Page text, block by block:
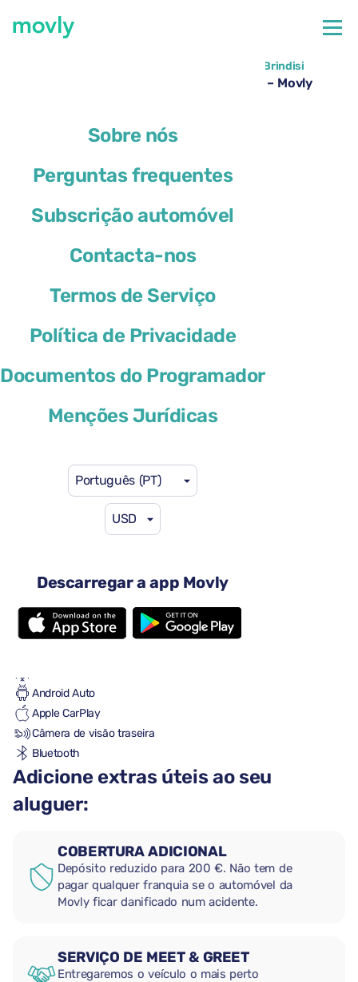
Sobre nós
Perguntas frequentes
Subscrição automóvel
Contacta-nos
Termos de Serviço
Política de Privacidade
Documentos do Programador
Menções Jurídicas
Português (PT)
USD
Descarregar a app Movly
Todos os carros disponíveis no Aeroporto de Brindisi
Aluguer de DS 4 no Aeroporto de Brindisi – Movly
ou similar
41 US$ por dia
5 lugares
2 malas grandes
Uma mala pequena
Android Auto
Apple CarPlay
Câmera de visão traseira
Bluetooth
Adicione extras úteis ao seu
aluguer:
COBERTURA ADICIONAL
Depósito reduzido para 200 €. Não tem de
pagar qualquer franquia se o automóvel da
Movly ficar danificado num acidente.
SERVIÇO DE MEET & GREET
Entregaremos o veículo o mais perto